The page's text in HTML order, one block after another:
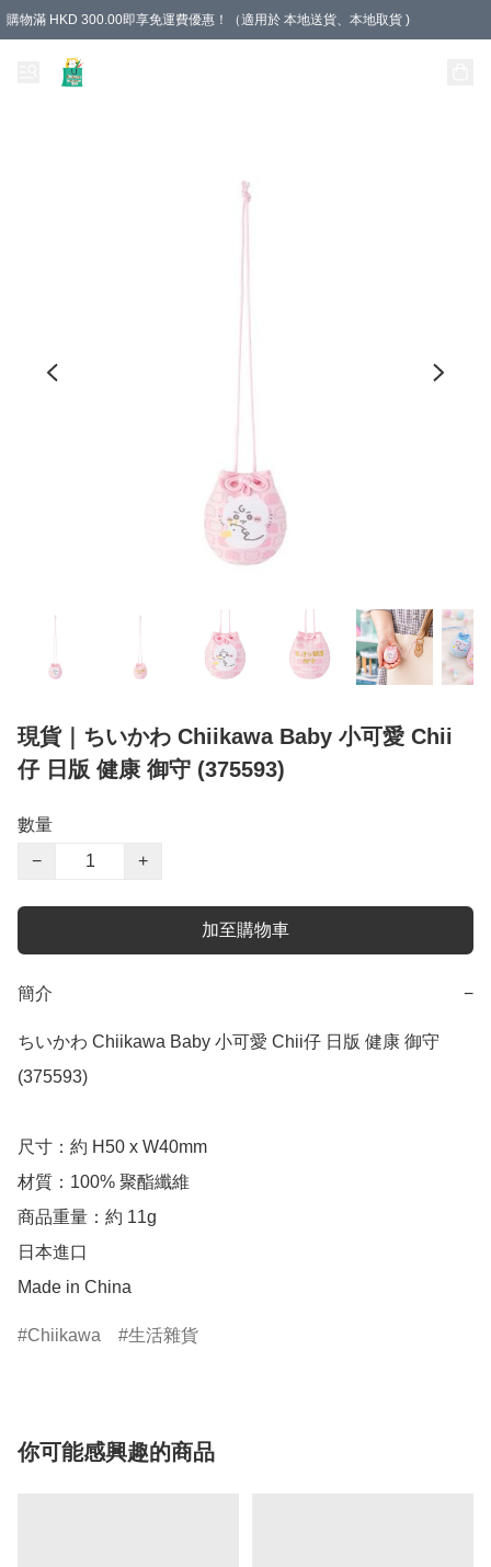
購物滿 HKD 300.00即享免運費優惠！（適用於 本地送貨、本地取貨 )
現貨｜ちいかわ Chiikawa Baby 小可愛 Chii
仔 日版 健康 御守 (375593)
數量
−
+
加至購物車
簡介 −
ちいかわ Chiikawa Baby 小可愛 Chii仔 日版 健康 御守
(375593)
尺寸：約 H50 x W40mm
材質：100% 聚酯纖維
商品重量：約 11g
日本進口
Made in China
Chiikawa 生活雜貨
你可能感興趣的商品